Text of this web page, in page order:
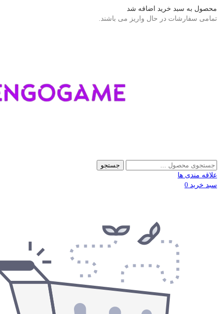
محصول به سبد خرید اضافه شد
تمامی سفارشات در حال واریز می باشند.
جستجو
علاقه مندی ها
سبد خرید 0